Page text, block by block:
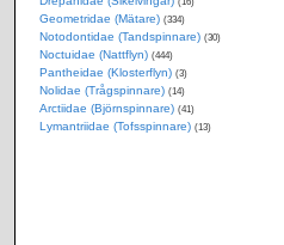
Geometridae (Mätare) (334)
Notodontidae (Tandspinnare) (30)
Noctuidae (Nattflyn) (444)
Pantheidae (Klosterflyn) (3)
Nolidae (Trågspinnare) (14)
Arctiidae (Björnspinnare) (41)
Lymantriidae (Tofsspinnare) (13)